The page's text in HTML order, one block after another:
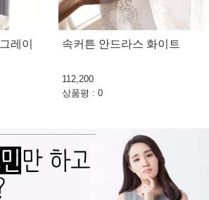
레이 속커튼 안드라스 화이트
112,200
상품평 : 0